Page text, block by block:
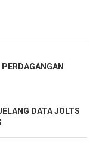
DATA JOLTS